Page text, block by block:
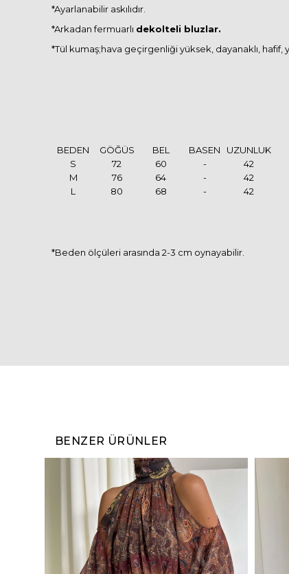
*Ayarlanabilir askılıdır.
*Arkadan fermuarlı dekolteli bluzlar.
*Tül kumaş;hava geçirgenliği yüksek, dayanaklı, hafif,
BEDEN GÖĞÜS BEL BASEN
UZUNLUK
S
72 60 -
42
M
76 64 -
42
L
80 68 - 42
*Beden ölçüleri arasında 2-3 cm oynayabilir.
BENZER ÜRÜNLER